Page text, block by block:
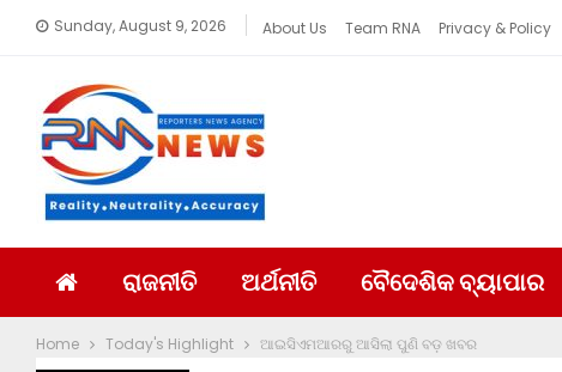
Sunday, August 9, 2026 About Us Team RNA Privacy & Policy
ରାଜନୀତି ଅର୍ଥନୀତି ବୈଦେଶିକ ବ୍ୟାପାର
Home Today's Highlight ଆଇସିଏମଆରରୁ ଆସିଲା ପୁଣି ବଡ଼ ଖବର